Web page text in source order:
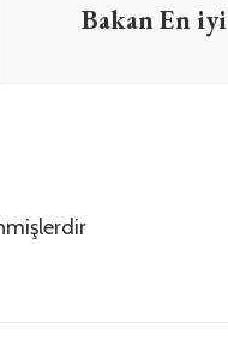
Bakan En